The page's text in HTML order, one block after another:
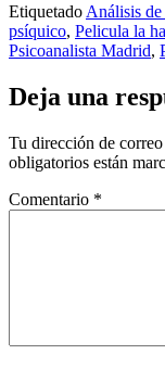
Etiquetado Análisis
psíquico, Pelicula la
Psicoanalista Madrid,
Deja una
Tu dirección de
obligatorios están
Comentario *